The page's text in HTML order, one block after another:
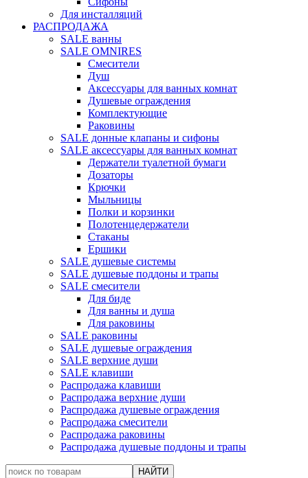
Для инсталляций
РАСПРОДАЖА
SALE ванны
SALE OMNIRES
Смесители
Душ
Аксессуары для ванных комнат
Душевые ограждения
Комплектующие
Раковины
SALE донные клапаны и сифоны
SALE аксессуары для ванных комнат
Держатели туалетной бумаги
Дозаторы
Крючки
Мыльницы
Полки и корзинки
Полотенцедержатели
Стаканы
Ершики
SALE душевые системы
SALE душевые поддоны и трапы
SALE смесители
Для биде
Для ванны и душа
Для раковины
SALE раковины
SALE душевые ограждения
SALE верхние души
SALE клавиши
Распродажа клавиши
Распродажа верхние души
Распродажа душевые ограждения
Распродажа смесители
Распродажа раковины
Распродажа душевые поддоны и трапы